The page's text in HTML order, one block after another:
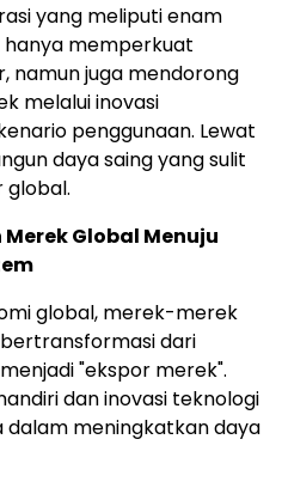
yang meliputi enam
memperkuat
namun juga mendorong
melalui inovasi
penggunaan. Lewat
daya saing yang sulit
global.
Global Menuju
global, merek-merek
dari
"ekspor merek".
dan inovasi teknologi
meningkatkan daya